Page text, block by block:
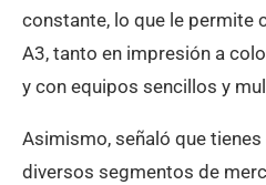
constante, lo que le permite
A3, tanto en impresión a
y con equipos sencillos y
Asimismo, señaló que
diversos segmentos de